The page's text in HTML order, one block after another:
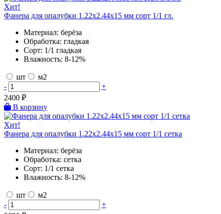
Хит!
Фанера для опалубки 1.22х2.44х15 мм сорт 1/1 гл.
Материал: берёза
Обработка: гладкая
Сорт: 1/1 гладкая
Влажность: 8-12%
шт
м2
-
+
2400 ₽
В корзину
Хит!
Фанера для опалубки 1.22х2.44х15 мм сорт 1/1 сетка
Материал: берёза
Обработка: сетка
Сорт: 1/1 сетка
Влажность: 8-12%
шт
м2
-
+